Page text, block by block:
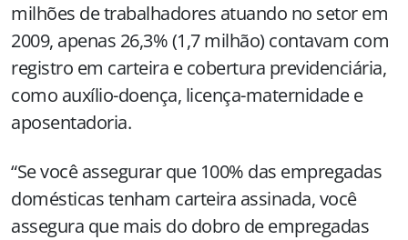
milhões de trabalhadores atuando no setor em
2009, apenas 26,3% (1,7 milhão) contavam com
registro em carteira e cobertura previdenciária,
como auxílio-doença, licença-maternidade e
aposentadoria.
“Se você assegurar que 100% das empregadas
domésticas tenham carteira assinada, você
assegura que mais do dobro de empregadas